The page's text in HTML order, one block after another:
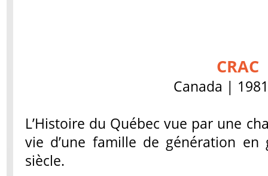
CRAC
Canada |
L’Histoire du Québec vue par une
vie d’une famille de génération en
siècle.